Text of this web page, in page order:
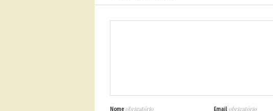
Nome obrigatório Email obrigatório